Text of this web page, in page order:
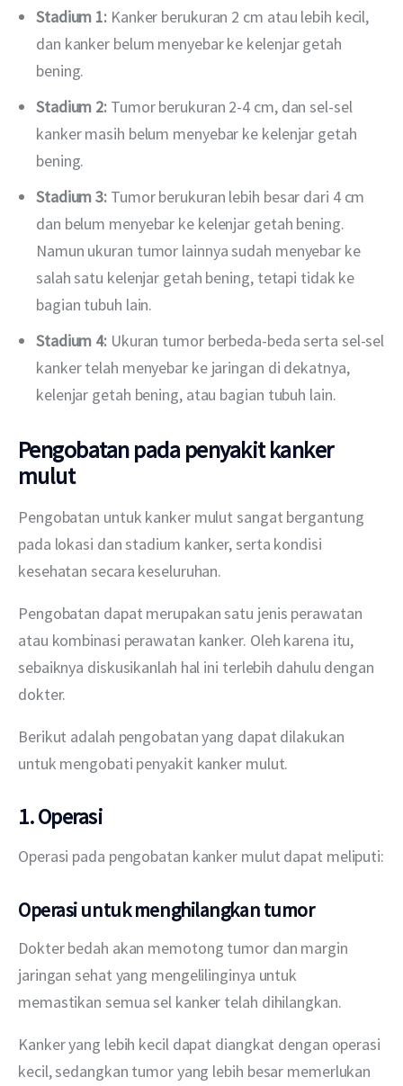
Stadium 1: Kanker berukuran 2 cm atau lebih kecil,
dan kanker belum menyebar ke kelenjar getah
bening.
Stadium 2: Tumor berukuran 2-4 cm, dan sel-sel
kanker masih belum menyebar ke kelenjar getah
bening.
Stadium 3: Tumor berukuran lebih besar dari 4 cm
dan belum menyebar ke kelenjar getah bening.
Namun ukuran tumor lainnya sudah menyebar ke
salah satu kelenjar getah bening, tetapi tidak ke
bagian tubuh lain.
Stadium 4: Ukuran tumor berbeda-beda serta sel-sel
kanker telah menyebar ke jaringan di dekatnya,
kelenjar getah bening, atau bagian tubuh lain.
Pengobatan pada penyakit kanker
mulut
Pengobatan untuk kanker mulut sangat bergantung
pada lokasi dan stadium kanker, serta kondisi
kesehatan secara keseluruhan.
Pengobatan dapat merupakan satu jenis perawatan
atau kombinasi perawatan kanker. Oleh karena itu,
sebaiknya diskusikanlah hal ini terlebih dahulu dengan
dokter.
Berikut adalah pengobatan yang dapat dilakukan
untuk mengobati penyakit kanker mulut.
1. Operasi
Operasi pada pengobatan kanker mulut dapat meliputi:
Operasi untuk menghilangkan tumor
Dokter bedah akan memotong tumor dan margin
jaringan sehat yang mengelilinginya untuk
memastikan semua sel kanker telah dihilangkan.
Kanker yang lebih kecil dapat diangkat dengan operasi
kecil, sedangkan tumor yang lebih besar memerlukan